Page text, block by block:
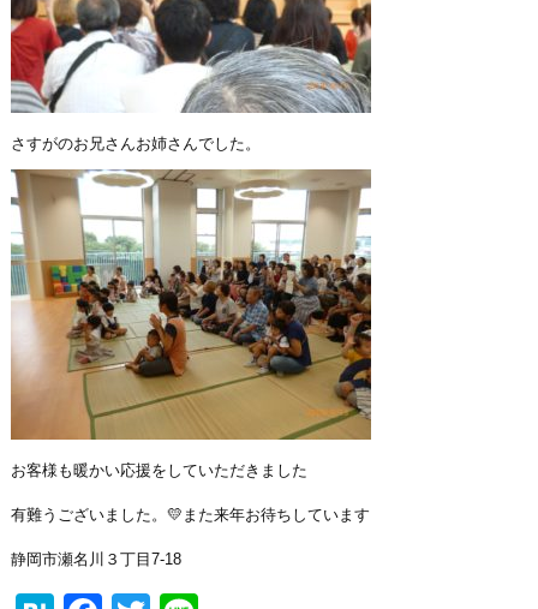
さすがのお兄さんお姉さんでした。
お客様も暖かい応援をしていただきました
有難うございました。💛また来年お待ちしています
静岡市瀬名川３丁目7-18